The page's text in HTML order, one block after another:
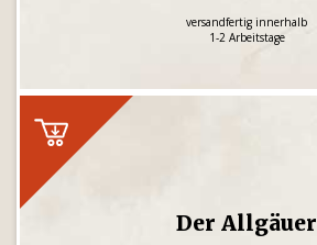
versandfertig innerhalb
1-2 Arbeitstage
Der Allgäuer